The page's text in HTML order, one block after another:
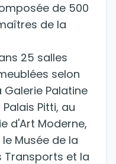
de 500
de la
25 salles
selon
Galerie Palatine
Pitti, au
d'Art Moderne,
Musée de la
Transports et la